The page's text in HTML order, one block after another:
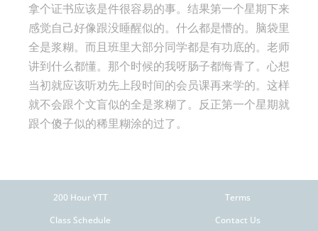
拿个证书应该是件很容易的事。结果第一个星期下来
感觉自己好像跟没睡醒似的。什么都是懵的。脑袋里
全是浆糊。而且班里大部分同学都是有功底的。老师
讲到什么都懂。那个时候的我呀肠子都悔青了。心想
当初就应该听劝先上段时间的会员课再来学的。这样
就不会跟个文盲似的全是浆糊了。反正第一个星期就
跟个傻子似的稀里糊涂的过了。
200 Hour YTT
Class Schedule
Terms
Contact Us